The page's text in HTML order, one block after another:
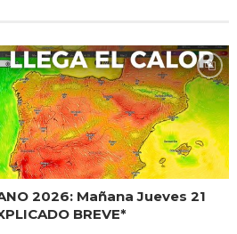
2026: Mañana Jueves 21
BREVE*